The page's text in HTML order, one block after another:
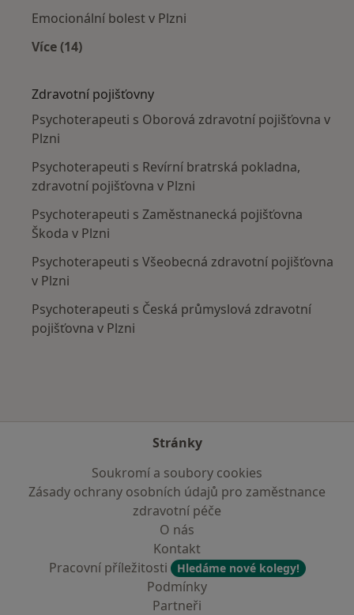
Emocionální bolest v Plzni
Více (14)
Zdravotní pojišťovny
Psychoterapeuti s Oborová zdravotní pojišťovna v
Plzni
Psychoterapeuti s Revírní bratrská pokladna,
zdravotní pojišťovna v Plzni
Psychoterapeuti s Zaměstnanecká pojišťovna
Škoda v Plzni
Psychoterapeuti s Všeobecná zdravotní pojišťovna
v Plzni
Psychoterapeuti s Česká průmyslová zdravotní
pojišťovna v Plzni
Stránky
Soukromí a soubory cookies
Zásady ochrany osobních údajů pro zaměstnance
zdravotní péče
O nás
Kontakt
Pracovní příležitosti
Hledáme nové kolegy!
Podmínky
Partneři